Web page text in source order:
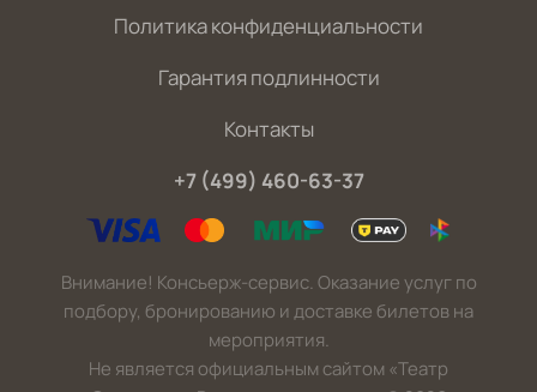
Политика конфиденциальности
Гарантия подлинности
Контакты
+7 (499) 460-63-37
Внимание! Консьерж-сервис. Оказание услуг по
подбору, бронированию и доставке билетов на
мероприятия.
Не является официальным сайтом «Театр